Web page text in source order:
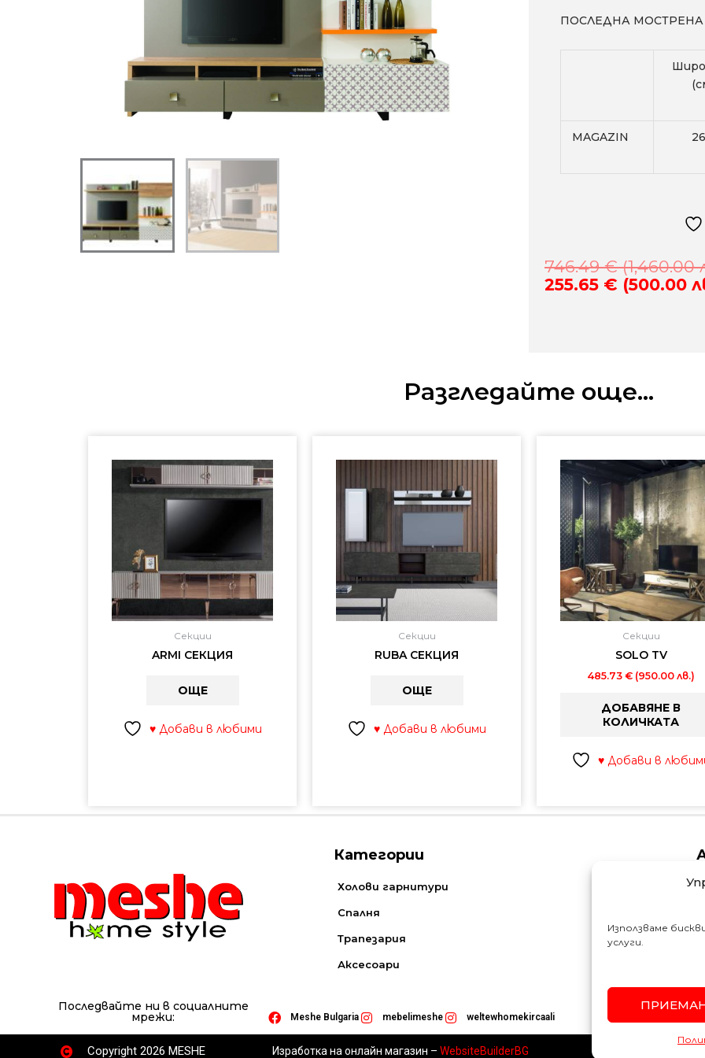
Използваме
услуги.
ПОСЛЕДНА МОСТРЕНА
MAGAZIN
746.49€ (1,460.00
255.65 € (500.00
Разгледайте още...
Секции
ARMI СЕКЦИЯ
ОЩЕ
♥ Добави в любими
Секции
RUBA СЕКЦИЯ
ОЩЕ
♥ Добави в любими
Секции
SOLO TV
485.73 € (950.00 лв.)
ДОБАВЯНЕ В
КОЛИЧКАТА
♥ Добави в
Категории
Холови гарнитури
Спалня
Трапезария
Аксесоари
Последвайте ни в социалните
мрежи: Meshe Bulgaria mebelimeshe weltewhomekircaali
Copyright 2026 MESHE Изработка на онлайн магазин – WebsiteBuilderBG